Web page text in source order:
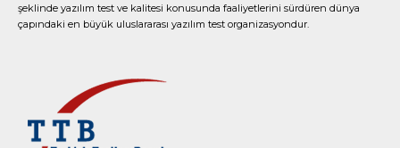
şeklinde yazılım test ve kalitesi konusunda faaliyetlerini sürdüren dünya
çapındaki en büyük uluslararası yazılım test organizasyondur.